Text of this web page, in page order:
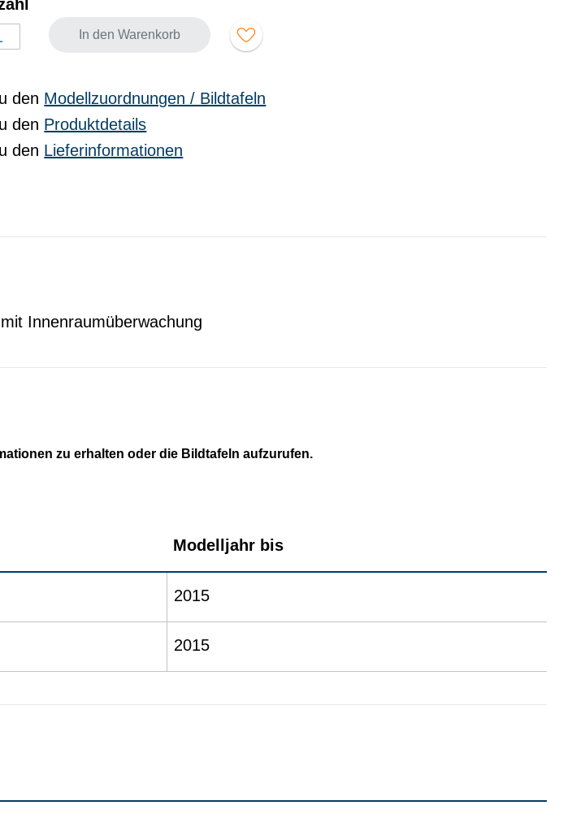
In den Warenkorb
den Modellzuordnungen / Bildtafeln
den Produktdetails
den Lieferinformationen
Innenraumüberwachung
zu erhalten oder die Bildtafeln aufzurufen.
Modelljahr bis
2015
2015